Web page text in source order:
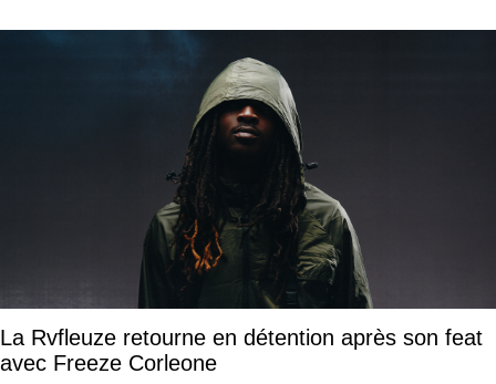
La Rvfleuze retourne en détention après son feat
avec Freeze Corleone